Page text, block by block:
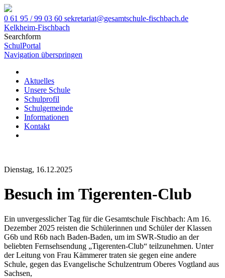
0 61 95 / 99 03 60 sekretariat@gesamtschule-fischbach.de
Kelkheim-Fischbach
Searchform
SchulPortal
Navigation überspringen
Aktuelles
Unsere Schule
Schulprofil
Schulgemeinde
Informationen
Kontakt
Dienstag, 16.12.2025
Besuch im Tigerenten-Club
Ein unvergesslicher Tag für die Gesamtschule Fischbach: Am 16.
Dezember 2025 reisten die Schülerinnen und Schüler der Klassen
G6b und R6b nach Baden-Baden, um im SWR-Studio an der
beliebten Fernsehsendung „Tigerenten-Club“ teilzunehmen. Unter
der Leitung von Frau Kämmerer traten sie gegen eine andere
Schule, gegen das Evangelische Schulzentrum Oberes Vogtland aus
Sachsen,